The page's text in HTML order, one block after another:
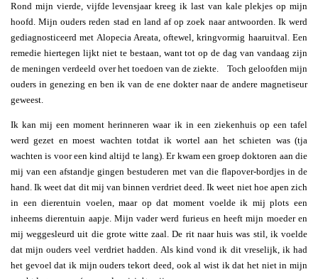
Rond mijn vierde, vijfde levensjaar kreeg ik last van kale plekjes op mijn
hoofd. Mijn ouders reden stad en land af op zoek naar antwoorden. Ik werd
gediagnosticeerd met Alopecia Areata, oftewel, kringvormig haaruitval. Een
remedie hiertegen lijkt niet te bestaan, want tot op de dag van vandaag zijn
de meningen verdeeld over het toedoen van de ziekte. Toch geloofden mijn
ouders in genezing en ben ik van de ene dokter naar de andere magnetiseur
geweest.
Ik kan mij een moment herinneren waar ik in een ziekenhuis op een tafel
werd gezet en moest wachten totdat ik wortel aan het schieten was (tja
wachten is voor een kind altijd te lang). Er kwam een groep doktoren aan die
mij van een afstandje gingen bestuderen met van die flapover-bordjes in de
hand. Ik weet dat dit mij van binnen verdriet deed. Ik weet niet hoe apen zich
in een dierentuin voelen, maar op dat moment voelde ik mij plots een
inheems dierentuin aapje. Mijn vader werd furieus en heeft mijn moeder en
mij weggesleurd uit die grote witte zaal. De rit naar huis was stil, ik voelde
dat mijn ouders veel verdriet hadden. Als kind vond ik dit vreselijk, ik had
het gevoel dat ik mijn ouders tekort deed, ook al wist ik dat het niet in mijn